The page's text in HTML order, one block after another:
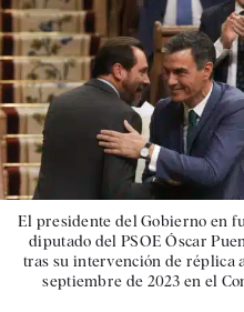
El presidente del Gobierno en
diputado del PSOE Óscar
tras su intervención de réplica
septiembre de 2023 en el